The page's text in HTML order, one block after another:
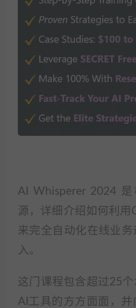
AI Whisperer 2024
源，详细介绍如何利用
来完全自动化在线业
入。
这门课程包含超过25
AI工具的方方面面，